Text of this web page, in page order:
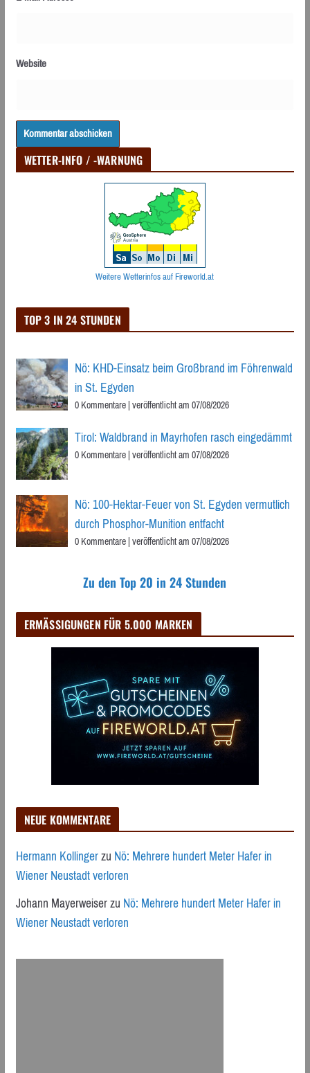
Website
WETTER-INFO / -WARNUNG
Weitere Wetterinfos auf Fireworld.at
TOP 3 IN 24 STUNDEN
Nö: KHD-Einsatz beim Großbrand im Föhrenwald
in St. Egyden
0 Kommentare|veröffentlicht am 07/08/2026
Tirol: Waldbrand in Mayrhofen rasch eingedämmt
0 Kommentare|veröffentlicht am 07/08/2026
Nö: 100-Hektar-Feuer von St. Egyden vermutlich
durch Phosphor-Munition entfacht
0 Kommentare|veröffentlicht am 07/08/2026
Zu den Top 20 in 24 Stunden
ERMÄSSIGUNGEN FÜR 5.000 MARKEN
NEUE KOMMENTARE
Hermann KollingerzuNö: Mehrere hundert Meter Hafer in
Wiener Neustadt verloren
Johann MayerweiserzuNö: Mehrere hundert Meter Hafer in
Wiener Neustadt verloren